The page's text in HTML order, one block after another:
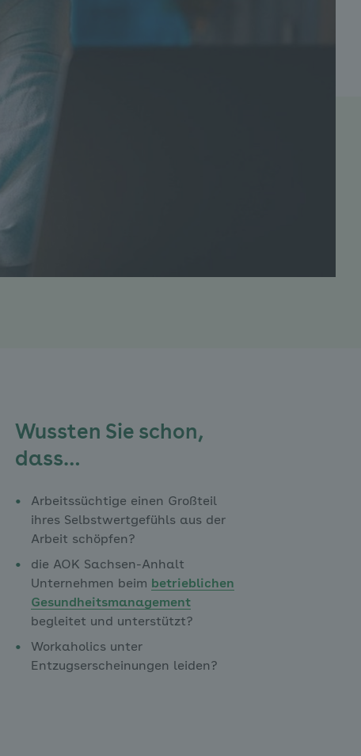
Wussten Sie schon,
dass…
Arbeitssüchtige einen Großteil
ihres Selbstwertgefühls aus der
Arbeit schöpfen?
die AOK Sachsen-Anhalt
Unternehmen beim betrieblichen
Gesundheitsmanagement
begleitet und unterstützt?
Workaholics unter
Entzugserscheinungen leiden?